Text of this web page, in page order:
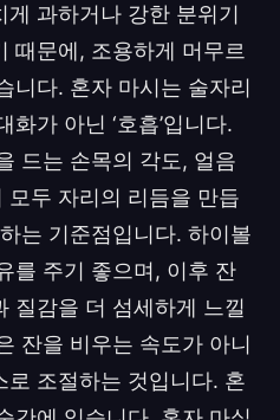
과하거나 강한 분위기
때문에, 조용하게 머무르
니다. 혼자 마시는 술자리
가 아닌 ‘호흡’입니다.
드는 손목의 각도, 얼음
두 자리의 리듬을 만듭
는 기준점입니다. 하이볼
를 주기 좋으며, 이후 잔
질감을 더 섬세하게 느낄
잔을 비우는 속도가 아니
조절하는 것입니다. 혼